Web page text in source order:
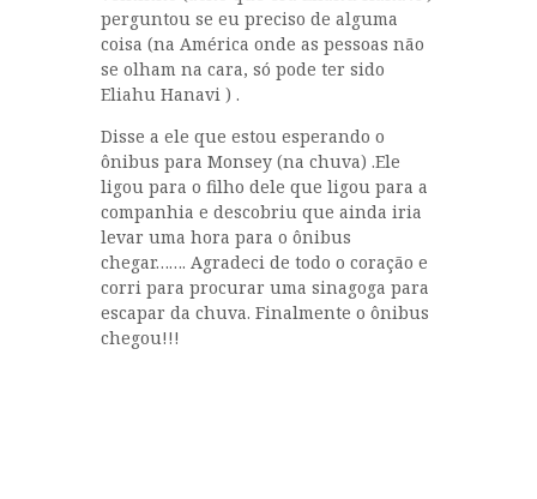
perguntou se eu preciso de alguma
coisa (na América onde as pessoas não
se olham na cara, só pode ter sido
Eliahu Hanavi ) .
Disse a ele que estou esperando o
ônibus para Monsey (na chuva) .Ele
ligou para o filho dele que ligou para a
companhia e descobriu que ainda iria
levar uma hora para o ônibus
chegar……. Agradeci de todo o coração e
corri para procurar uma sinagoga para
escapar da chuva. Finalmente o ônibus
chegou!!!